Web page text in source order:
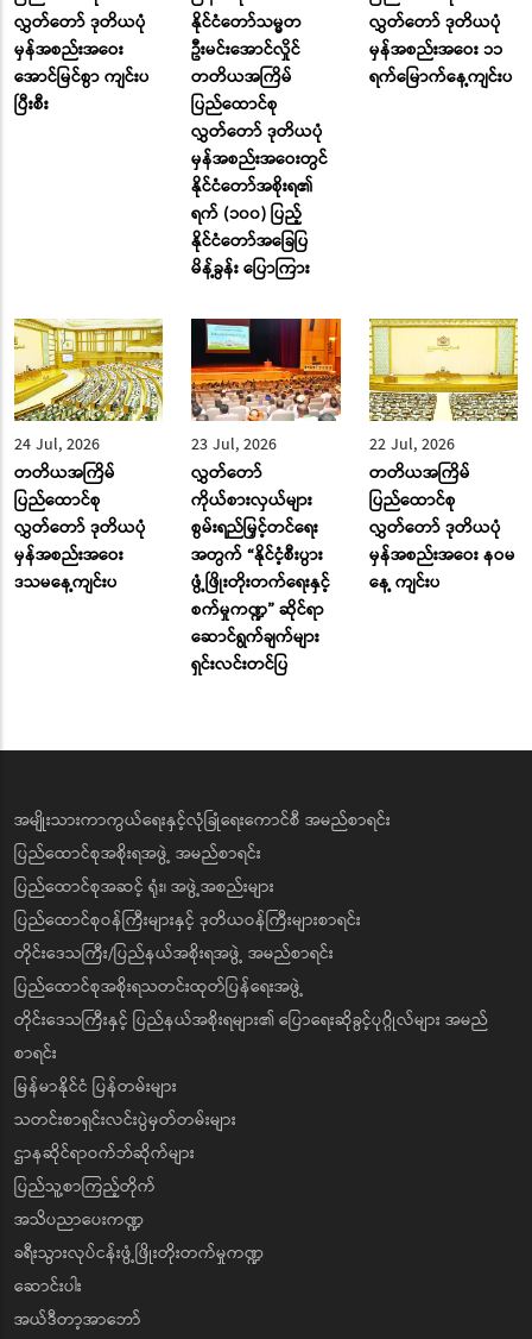
လွှတ်တော် ဒုတိယပုံ
မှန်အစည်းအဝေး
အောင်မြင်စွာ ကျင်းပ
ပြီးစီး
နိုင်ငံတော်သမ္မတ
ဦးမင်းအောင်လှိုင်
တတိယအကြိမ်
ပြည်ထောင်စု
လွှတ်တော် ဒုတိယပုံ
မှန်အစည်းအဝေးတွင်
နိုင်ငံတော်အစိုးရ၏
ရက် (၁၀၀) ပြည့်
နိုင်ငံတော်အခြေပြ
မိန့်ခွန်း ပြောကြား
လွှတ်တော် ဒုတိယပုံ
မှန်အစည်းအဝေး ၁၁
ရက်မြောက်နေ့ကျင်းပ
24 Jul, 2026
တတိယအကြိမ်
ပြည်ထောင်စု
လွှတ်တော် ဒုတိယပုံ
မှန်အစည်းအဝေး
ဒသမနေ့ကျင်းပ
23 Jul, 2026
လွှတ်တော်
ကိုယ်စားလှယ်များ
စွမ်းရည်မြှင့်တင်ရေး
အတွက် “နိုင်ငံ့စီးပွား
ဖွံ့ဖြိုးတိုးတက်ရေးနှင့်
စက်မှုကဏ္ဍ” ဆိုင်ရာ
ဆောင်ရွက်ချက်များ
ရှင်းလင်းတင်ပြ
22 Jul, 2026
တတိယအကြိမ်
ပြည်ထောင်စု
လွှတ်တော် ဒုတိယပုံ
မှန်အစည်းအဝေး နဝမ
နေ့ ကျင်းပ
အမျိုးသားကာကွယ်ရေးနှင့်လုံခြုံရေးကောင်စီ အမည်စာရင်း
ပြည်ထောင်စုအစိုးရအဖွဲ့ အမည်စာရင်း
ပြည်ထောင်စုအဆင့် ရုံး၊ အဖွဲ့အစည်းများ
ပြည်ထောင်စုဝန်ကြီးများနှင့် ဒုတိယဝန်ကြီးများစာရင်း
တိုင်းဒေသကြီး/ပြည်နယ်အစိုးရအဖွဲ့ အမည်စာရင်း
ပြည်ထောင်စုအစိုးရသတင်းထုတ်ပြန်ရေးအဖွဲ့
တိုင်းဒေသကြီးနှင့် ပြည်နယ်အစိုးရများ၏ ပြောရေးဆိုခွင့်ပုဂ္ဂိုလ်များ အမည်
စာရင်း
မြန်မာနိုင်ငံ ပြန်တမ်းများ
သတင်းစာရှင်းလင်းပွဲမှတ်တမ်းများ
ဌာနဆိုင်ရာဝက်ဘ်ဆိုက်များ
ပြည်သူ့စာကြည့်တိုက်
အသိပညာပေးကဏ္ဍ
ခရီးသွားလုပ်ငန်းဖွံ့ဖြိုးတိုးတက်မှုကဏ္ဍ
ဆောင်းပါး
အယ်ဒီတာ့အာဘော်